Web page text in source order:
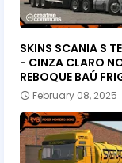
SKINS SCANIA S
- CINZA CLARO
REBOQUE BAÚ
February 08, 2025